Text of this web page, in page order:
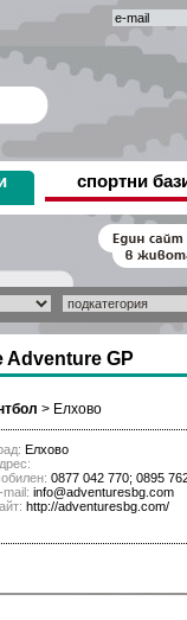
спортни
Adventure GP
> Елхово
Елхово
0877 042 770; 0895
mail: info@adventuresbg.com
http://adventuresbg.com/